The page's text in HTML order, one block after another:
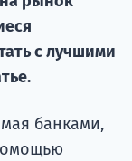
с лучшими
банками,